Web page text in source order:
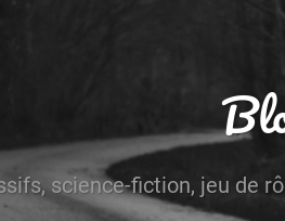
science-fiction, jeu de